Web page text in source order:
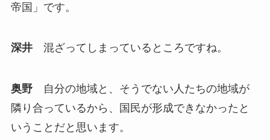
帝国」です。
深井混ざってしまっているところですね。
奥野自分の地域と、そうでない人たちの地域が
隣り合っているから、国民が形成できなかったと
いうことだと思います。